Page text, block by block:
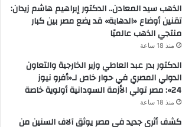
الذهب سيد المعادن.. الدكتور إبراهيم هاشم زيدان:
تقنين أوضاع «الدهابة» قد يضع مصر بين كبار
منتجي الذهب عالميًا
منذ 18 ساعة
الدكتور بدر عبد العاطي وزير الخارجية والتعاون
الدولي المصري في حوار خاص لـ«أفرو نيوز
24»: مصر تولي الأزمة السودانية أولوية خاصة
منذ 18 ساعة
كشف أثري جديد في مصر يوثق آلاف السنين من